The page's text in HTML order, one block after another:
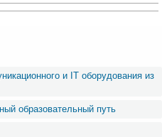
и IT оборудования из
образовательный путь